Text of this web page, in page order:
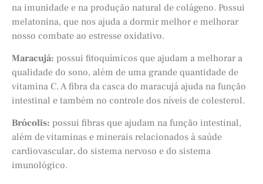
na imunidade e na produção natural de colágeno. Possui
melatonina, que nos ajuda a dormir melhor e melhorar
nosso combate ao estresse oxidativo.
Maracujá: possui fitoquímicos que ajudam a melhorar a
qualidade do sono, além de uma grande quantidade de
vitamina C. A fibra da casca do maracujá ajuda na função
intestinal e também no controle dos níveis de colesterol.
Brócolis: possui fibras que ajudam na função intestinal,
além de vitaminas e minerais relacionados à saúde
cardiovascular, do sistema nervoso e do sistema
imunológico.